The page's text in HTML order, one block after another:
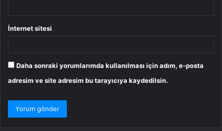
İnternet sitesi
Daha sonraki yorumlarımda kullanılması için adım, e-posta
adresim ve site adresim bu tarayıcıya kaydedilsin.